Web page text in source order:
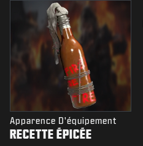
Apparence D'équipement
RECETTE ÉPICÉE